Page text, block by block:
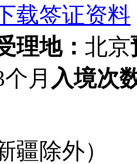
载签证资料
理地： 北京
个月 入境次
疆除外）